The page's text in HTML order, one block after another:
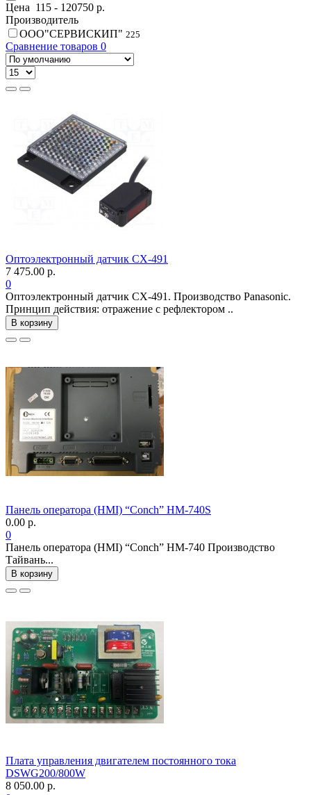
Цена 115 - 120750 р.
Производитель
ООО"СЕРВИСКИП" 225
Сравнение товаров 0
Оптоэлектронный датчик CX-491
7 475.00 р.
0
Оптоэлектронный датчик CX-491. Производство Panasonic.
Принцип действия: отражение с рефлектором ..
В корзину
Панель оператора (HMI) “Conch” HM-740S
0.00 р.
0
Панель оператора (HMI) “Conch” HM-740 Производство
Тайвань...
В корзину
Плата управления двигателем постоянного тока
DSWG200/800W
8 050.00 р.